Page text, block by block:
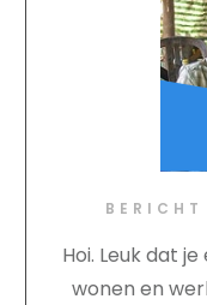
Hoi. Leuk dat
wonen en